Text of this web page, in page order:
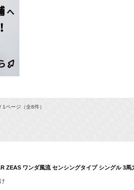
1ページ（全8件）
ZEAS ワンダ風流 センシングタイプ シングル 3馬